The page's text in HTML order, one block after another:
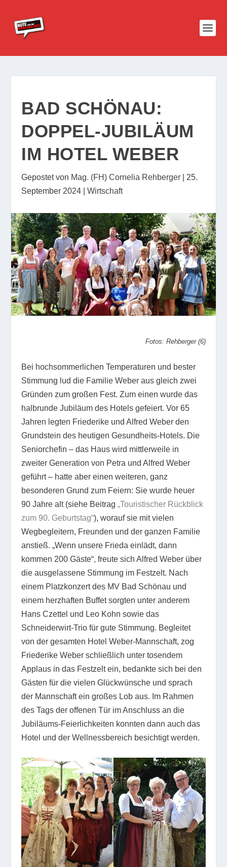
BAD SCHÖNAU:
DOPPEL-JUBILÄUM
IM HOTEL WEBER
Gepostet von Mag. (FH) Cornelia Rehberger
25.
September 2024 |Wirtschaft
Fotos: Rehberger (6)
Bei hochsommerlichen Temperaturen und bester
Stimmung lud die Familie Weber aus gleich zwei
Gründen zum großen Fest. Zum einen wurde das
halbrunde Jubiläum des Hotels gefeiert. Vor 65
Jahren legten Friederike und Alfred Weber den
Grundstein des heutigen Gesundheits-Hotels. Die
Seniorchefin – das Haus wird mittlerweile in
zweiter Generation von Petra und Alfred Weber
geführt – hatte aber einen weiteren, ganz
besonderen Grund zum Feiern: Sie wurde heuer
90 Jahre alt (siehe Beitrag„Touristischer Rückblick
zum 90. Geburtstag“), worauf sie mit vielen
Wegbegleitern, Freunden und der ganzen Familie
anstieß. „Wenn unsere Frieda einlädt, dann
kommen 200 Gäste“, freute sich Alfred Weber über
die ausgelassene Stimmung im Festzelt. Nach
einem Platzkonzert des MV Bad Schönau und
einem herzhaften Buffet sorgten unter anderem
Hans Czettel und Leo Kohn sowie das
Schneiderwirt-Trio für gute Stimmung. Begleitet
von der gesamten Hotel Weber-Mannschaft, zog
Friederike Weber schließlich unter tosendem
Applaus in das Festzelt ein, bedankte sich bei den
Gästen für die vielen Glückwünsche und sprach
der Mannschaft ein großes Lob aus. Im Rahmen
des Tags der offenen Tür im Anschluss an die
Jubiläums-Feierlichkeiten konnten dann auch das
Hotel und der Wellnessbereich besichtigt werden.